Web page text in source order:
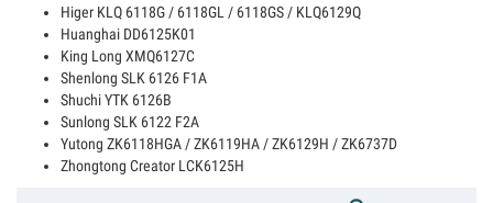
Higer KLQ 6118G / 6118GL / 6118GS / KLQ6129Q
Huanghai DD6125K01
King Long XMQ6127C
Shenlong SLK 6126 F1A
Shuchi YTK 6126B
Sunlong SLK 6122 F2A
Yutong ZK6118HGA / ZK6119HA / ZK6129H / ZK6737D
Zhongtong Creator LCK6125H